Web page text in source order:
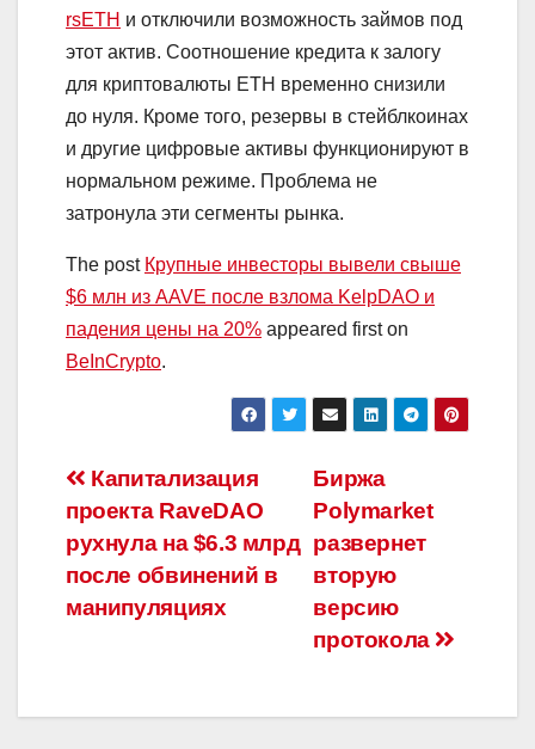
rsETH и отключили возможность займов под
этот актив. Соотношение кредита к залогу
для криптовалюты ETH временно снизили
до нуля. Кроме того, резервы в стейблкоинах
и другие цифровые активы функционируют в
нормальном режиме. Проблема не
затронула эти сегменты рынка.
The post Крупные инвесторы вывели свыше
$6 млн из AAVE после взлома KelpDAO и
падения цены на 20% appeared first on
BeInCrypto.
Навигация
по
записям
Биржа
Polymarket
развернет
вторую
версию
протокола
Капитализация
проекта RaveDAO
рухнула на $6.3 млрд
после обвинений в
манипуляциях